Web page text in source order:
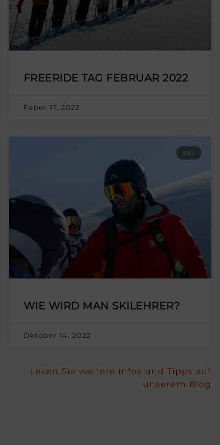
FREERIDE TAG FEBRUAR 2022
Feber 17, 2022
SKI
WIE WIRD MAN SKILEHRER?
Oktober 14, 2022
Lesen Sie weitere Infos und Tipps auf
unserem Blog